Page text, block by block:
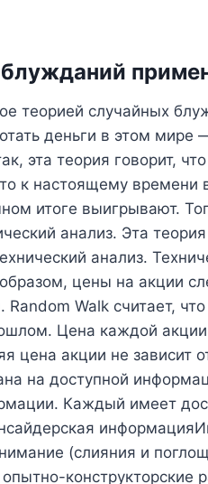
теорией случайных
деньги в этом мире
эта теория говорит,
к настоящему времени
итоге выигрывают.
анализ. Эта
анализ.
цены на акции
Walk считает,
Цена каждой акции
цена акции не зависит
на доступной
Каждый имеет
(слияния и
конструкторские